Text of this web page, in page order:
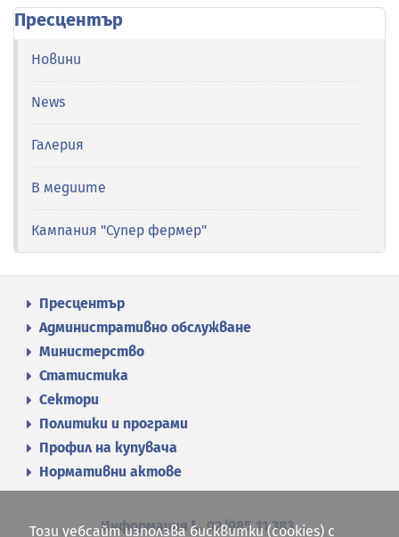
Пресцентър
Новини
News
Галерия
В медиите
Кампания "Супер фермер"
Пресцентър
Административно обслужване
Министерство
Статистика
Сектори
Политики и програми
Профил на купувача
Нормативни актове
Информация 02/985 11 383
Този уебсайт използва бисквитки (cookies) с